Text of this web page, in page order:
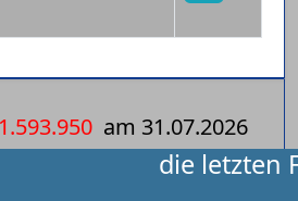
1.593.950 am 31.07.2026
die letzten